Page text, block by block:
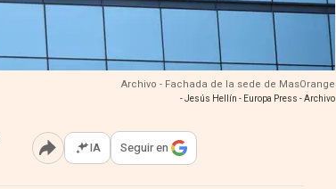
Archivo - Fachada de la sede de MasOrange
- Jesús Hellín - Europa Press - Archivo
Abrir opciones para compartir
IA Seguir en